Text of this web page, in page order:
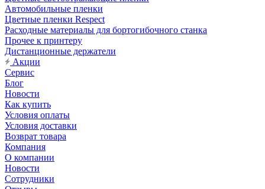
Автомобильные пленки
Цветные пленки Respect
Расходные материалы для бортогибочного станка
Прочее к принтеру
Дистанционные держатели
Акции
Сервис
Блог
Новости
Как купить
Условия оплаты
Условия доставки
Возврат товара
Компания
О компании
Новости
Сотрудники